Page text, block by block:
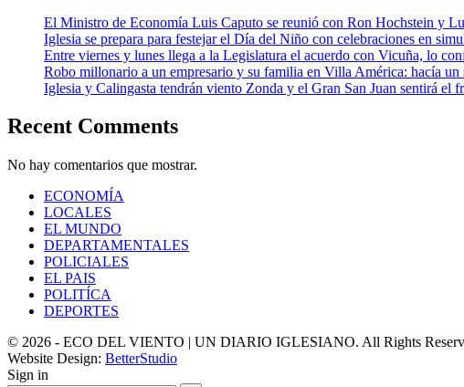
El Ministro de Economía Luis Caputo se reunió con Ron Hochstein y
Iglesia se prepara para festejar el Día del Niño con celebraciones en
Entre viernes y lunes llega a la Legislatura el acuerdo con Vicuña, lo
Robo millonario a un empresario y su familia en Villa América: hacía un
Iglesia y Calingasta tendrán viento Zonda y el Gran San Juan sentirá el
Recent Comments
No hay comentarios que mostrar.
ECONOMÍA
LOCALES
EL MUNDO
DEPARTAMENTALES
POLICIALES
EL PAIS
POLITÍCA
DEPORTES
© 2026 - ECO DEL VIENTO | UN DIARIO IGLESIANO. All Rights
Website Design: BetterStudio
Sign in